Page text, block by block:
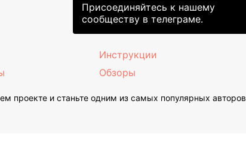
Присоединяйтесь к нашему
сообществу в телеграме.
Инструкции
Обзоры
проекте и станьте одним из самых популярных авторов